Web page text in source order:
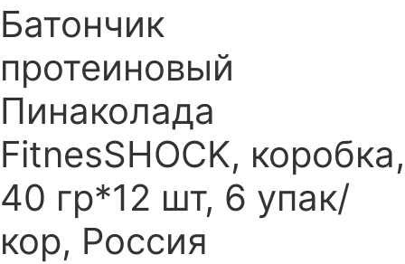
Батончик
протеиновый
Пинаколада
FitnesSHOCK, коробка,
40 гр*12 шт, 6 упак/
кор, Россия